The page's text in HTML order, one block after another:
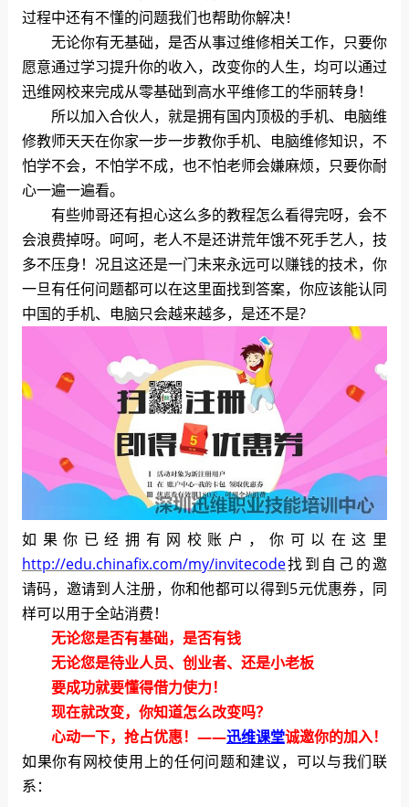
过程中还有不懂的问题我们也帮助你解决！
无论你有无基础，是否从事过维修相关工作，只要你
愿意通过学习提升你的收入，改变你的人生，均可以通过
迅维网校来完成从零基础到高水平维修工的华丽转身！
所以加入合伙人，就是拥有国内顶极的手机、电脑维
修教师天天在你家一步一步教你手机、电脑维修知识，不
怕学不会，不怕学不成，也不怕老师会嫌麻烦，只要你耐
心一遍一遍看。
有些帅哥还有担心这么多的教程怎么看得完呀，会不
会浪费掉呀。呵呵，老人不是还讲荒年饿不死手艺人，技
多不压身！况且这还是一门未来永远可以赚钱的技术，你
一旦有任何问题都可以在这里面找到答案，你应该能认同
中国的手机、电脑只会越来越多，是还不是?
如果你已经拥有网校账户，你可以在这里
http://edu.chinafix.com/my/invitecode找到自己的邀
请码， 邀请到人注册，你和他都可以得到5元优惠券，同
样可以用于全站消费！
无论您是否有基础，是否有钱
无论您是待业人员、创业者、还是小老板
要成功就要懂得借力使力！
现在就改变，你知道怎么改变吗？
心动一下，抢占优惠！——迅维课堂诚邀你的加入！
如果你有网校使用上的任何问题和建议，可以与我们联
系：